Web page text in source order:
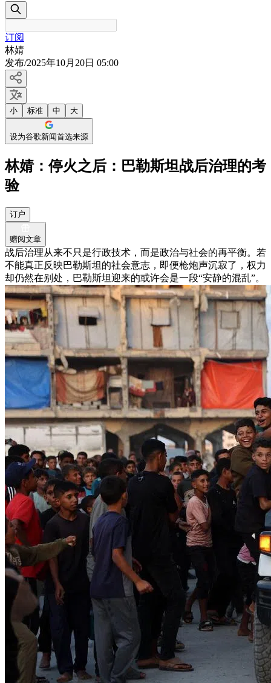
订阅
林婧
发布/2025年10月20日 05:00
小 标准 中 大
设为谷歌新闻首选来源
林婧：停火之后：巴勒斯坦战后治理的考
验
订户
赠阅文章
战后治理从来不只是行政技术，而是政治与社会的再平衡。若
不能真正反映巴勒斯坦的社会意志，即便枪炮声沉寂了，权力
却仍然在别处，巴勒斯坦迎来的或许会是一段“安静的混乱”。